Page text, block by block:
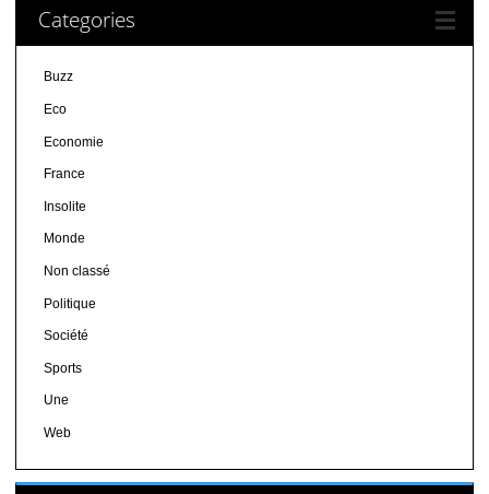
Categories
Buzz
Eco
Economie
France
Insolite
Monde
Non classé
Politique
Société
Sports
Une
Web